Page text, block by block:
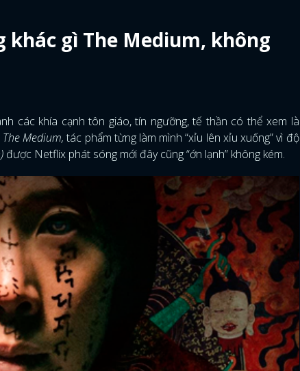
gì The Medium, không
các khía cạnh tôn giáo, tín ngưỡng, tế thần có thể xem là
The Medium,tác phẩm từng làm mình “xỉu lên xỉu xuống” vì độ
được Netflix phát sóng mới đây cũng “ớn lạnh” không kém.